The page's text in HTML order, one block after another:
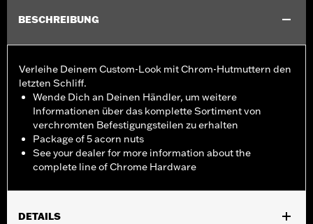
BESCHREIBUNG
Verleihe Deinem Custom-Look mit Chrom-Hutmuttern den
letzten Schliff.
Wende Dich an Deinen Händler, um weitere
Informationen über das komplette Sortiment von
verchromten Befestigungsteilen zu erhalten
Package of 5 acorn nuts
See your dealer for more information about the
complete line of Chrome Hardware
DETAILS